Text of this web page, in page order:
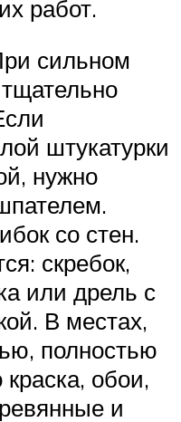
работ.
сильном
штукатурки
нужно
со стен.
скребок,
или дрель с
В местах,
полностью
обои,
и